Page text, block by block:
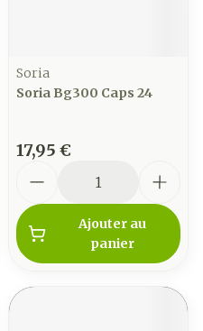
Soria
Soria Bg300 Caps 24
17,95 €
Ajouter au
panier